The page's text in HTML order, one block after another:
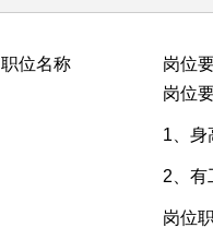
职位名称 岗位
岗位
1、身
2、有
岗位